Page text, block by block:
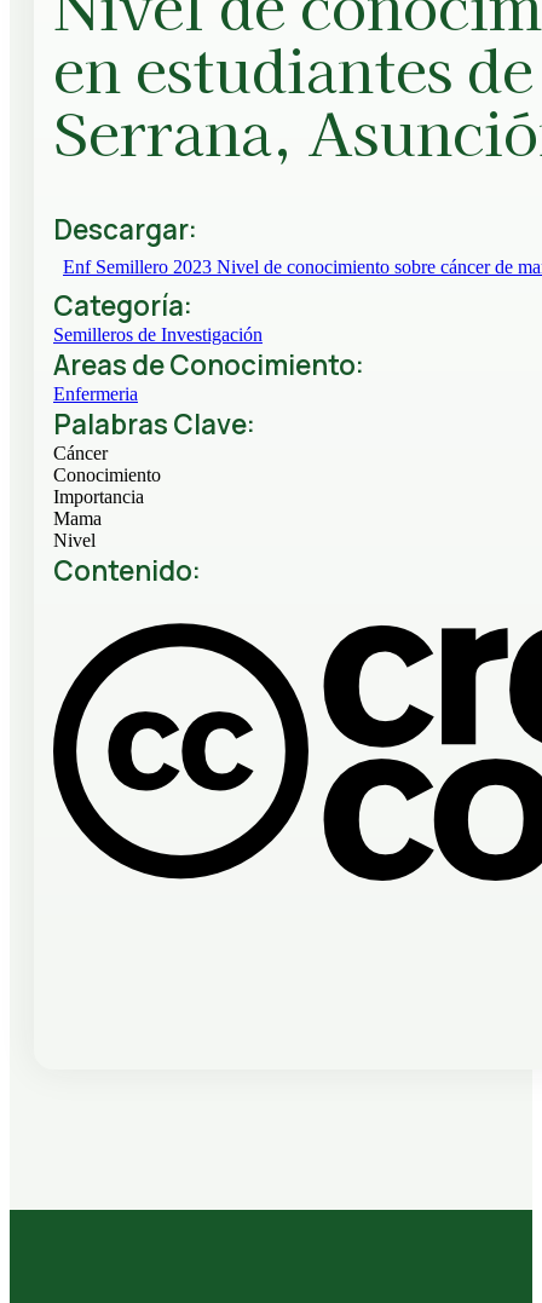
en estudiantes
Serrana,
Descargar:
Enf Semillero 2023 Nivel de conocimiento sobre cáncer de
Categoría:
Semilleros de Investigación
Areas de Conocimiento:
Enfermeria
Palabras Clave:
Cáncer
Conocimiento
Importancia
Mama
Nivel
Contenido: